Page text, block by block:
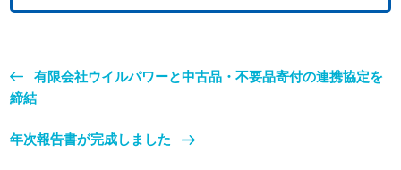
有限会社ウイルパワーと中古品・不要品寄付の連携協定を
締結
年次報告書が完成しました